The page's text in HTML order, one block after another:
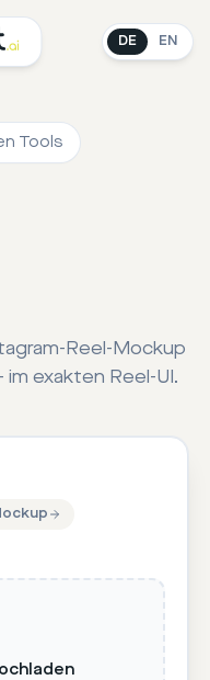
DE EN
Tools
Reel-Mockup
exakten Reel-UI.